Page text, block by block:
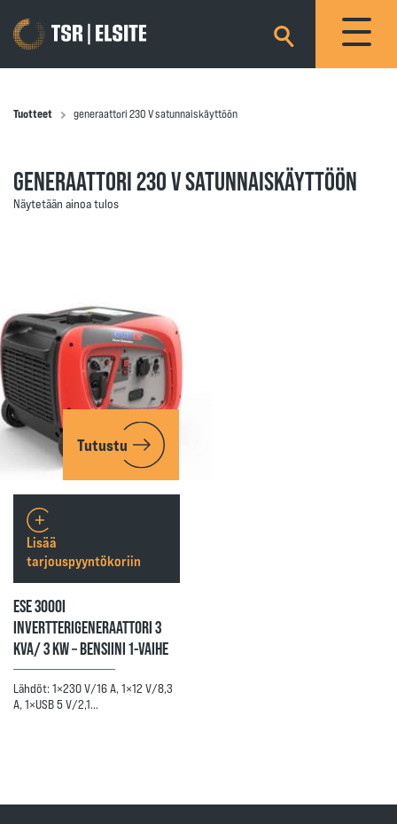
×
Tuotteet generaattori 230 V satunnaiskäyttöön
GENERAATTORI 230 V SATUNNAISKÄYTTÖÖN
Näytetään ainoa tulos
Tutustu
ESE 3000I
INVERTTERIGENERAATTORI 3
KVA/ 3 KW – BENSIINI 1-VAIHE
Lähdöt: 1×230 V/16 A, 1×12 V/8,3
A, 1×USB 5 V/2,1…
Lisää
tarjouspyyntökoriin